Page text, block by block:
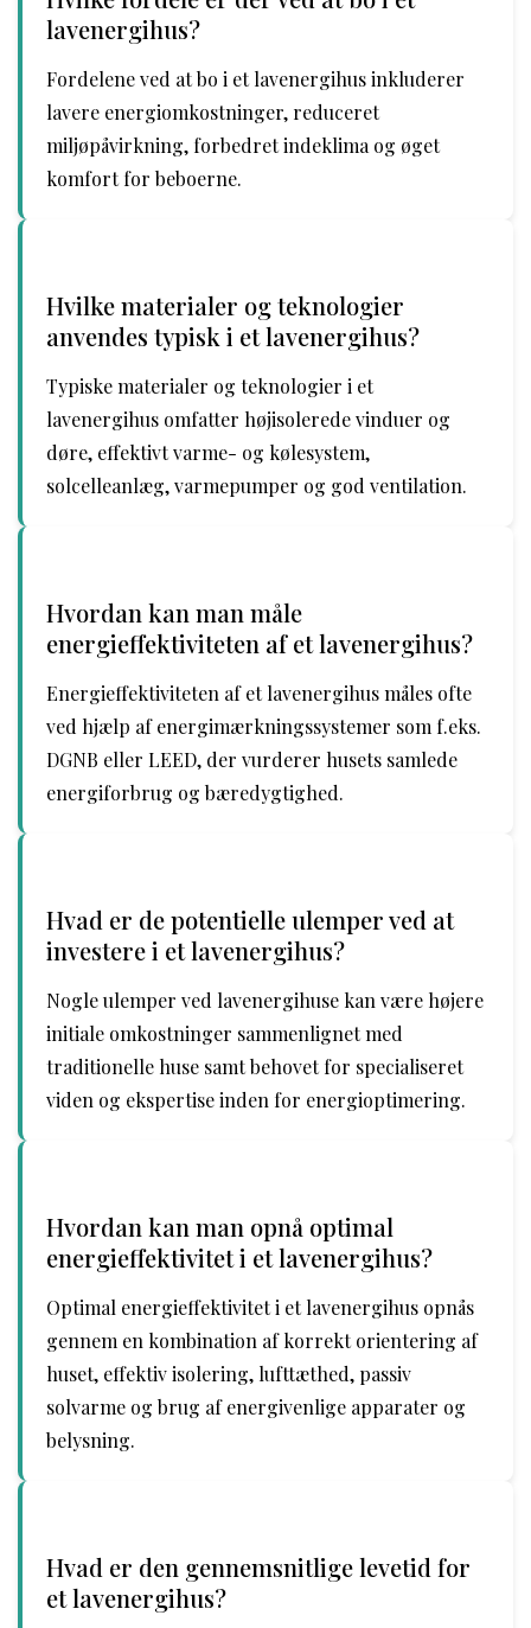
lavenergihus?
Fordelene ved at bo i et lavenergihus inkluderer
lavere energiomkostninger, reduceret
miljøpåvirkning, forbedret indeklima og øget
komfort for beboerne.
Hvilke materialer og teknologier
anvendes typisk i et lavenergihus?
Typiske materialer og teknologier i et
lavenergihus omfatter højisolerede vinduer og
døre, effektivt varme- og kølesystem,
solcelleanlæg, varmepumper og god ventilation.
Hvordan kan man måle
energieffektiviteten af et lavenergihus?
Energieffektiviteten af et lavenergihus måles ofte
ved hjælp af energimærkningssystemer som f.eks.
DGNB eller LEED, der vurderer husets samlede
energiforbrug og bæredygtighed.
Hvad er de potentielle ulemper ved at
investere i et lavenergihus?
Nogle ulemper ved lavenergihuse kan være højere
initiale omkostninger sammenlignet med
traditionelle huse samt behovet for specialiseret
viden og ekspertise inden for energioptimering.
Hvordan kan man opnå optimal
energieffektivitet i et lavenergihus?
Optimal energieffektivitet i et lavenergihus opnås
gennem en kombination af korrekt orientering af
huset, effektiv isolering, lufttæthed, passiv
solvarme og brug af energivenlige apparater og
belysning.
Hvad er den gennemsnitlige levetid for
et lavenergihus?